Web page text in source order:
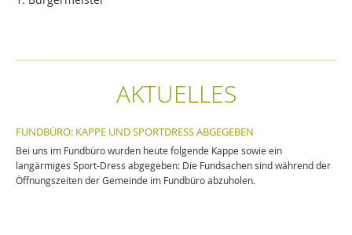
AKTUELLES
FUNDBÜRO: KAPPE UND SPORTDRESS ABGEGEBEN
Bei uns im Fundbüro wurden heute folgende Kappe sowie ein
langärmiges Sport-Dress abgegeben: Die Fundsachen sind während der
Öffnungszeiten der Gemeinde im Fundbüro abzuholen.